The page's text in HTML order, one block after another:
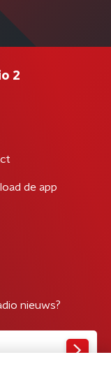
2
de app
nieuws?